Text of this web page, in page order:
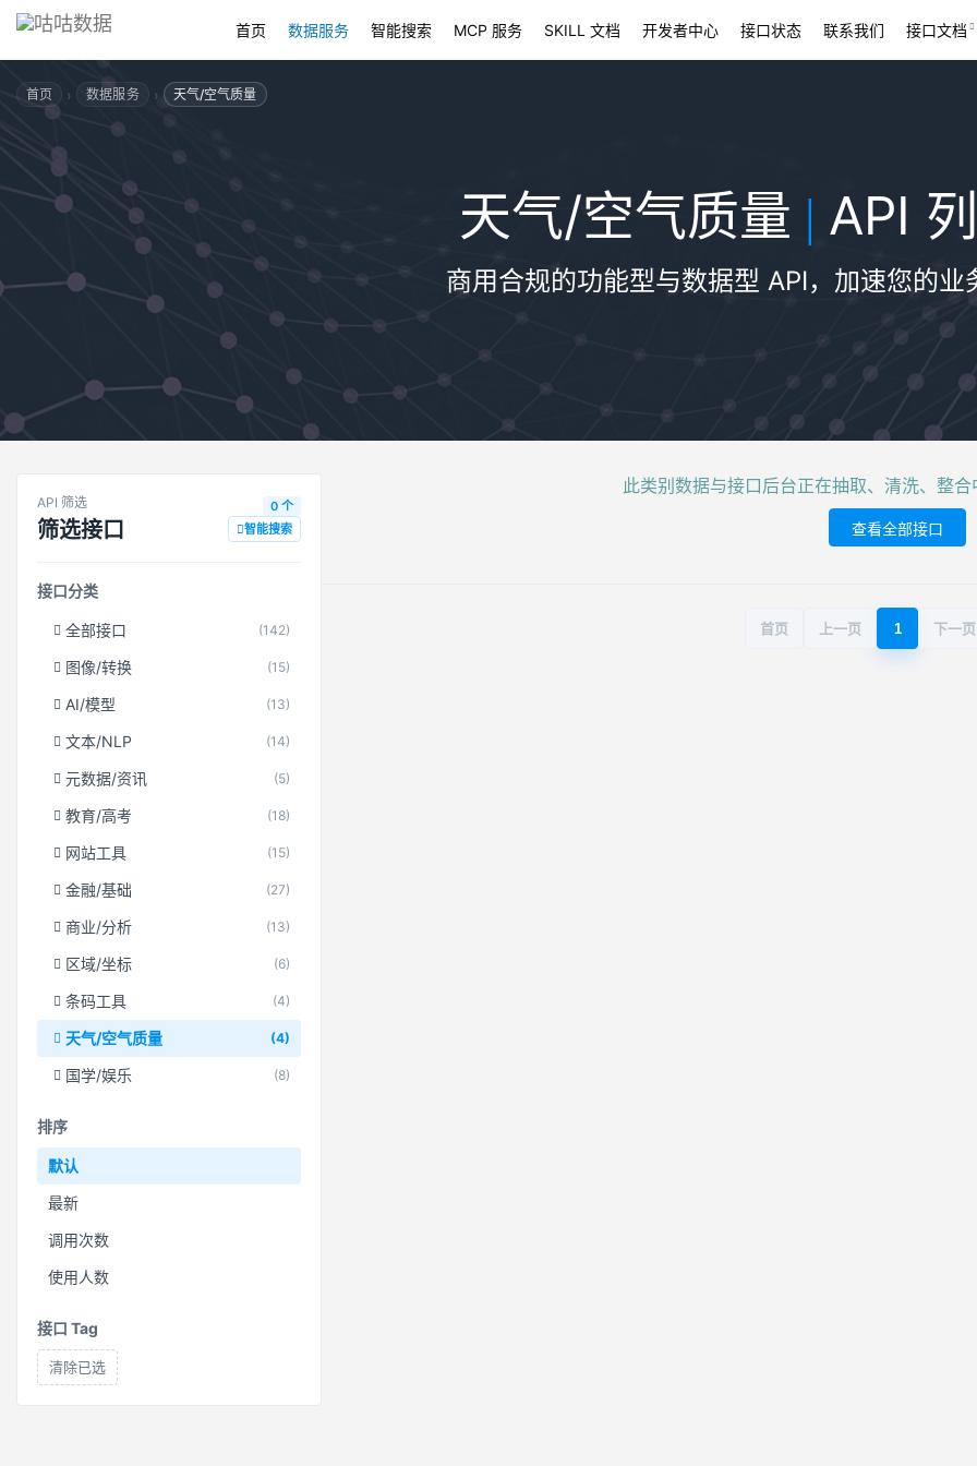
首页 数据服务 智能搜索 MCP 服务 SKILL 文档 开发者中心 接口状态 联系我们 接口文档
首页 › 数据服务 › 天气/空气质量
天气/空气质量 | API
商用合规的功能型与数据型 API，加速您的业
API 筛选
筛选接口
0 个
智能搜索
接口分类
全部接口 (142)
图像/转换 (15)
AI/模型 (13)
文本/NLP (14)
元数据/资讯 (5)
教育/高考 (18)
网站工具 (15)
金融/基础 (27)
商业/分析 (13)
区域/坐标 (6)
条码工具 (4)
天气/空气质量 (4)
国学/娱乐 (8)
排序
默认
最新
调用次数
使用人数
接口 Tag
清除已选
此类别数据与接口后台正在抽取、清洗、整
查看全部接口
首页 上一页 1 下一页